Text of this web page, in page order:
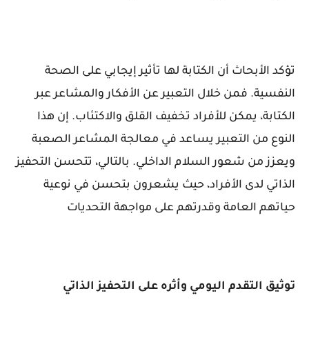
تؤكد الأبحاث أن الكتابة لها تأثير إيجابي على الصحة
النفسية. فمن خلال التعبير عن الأفكار والمشاعر عبر
الكتابة، يمكن للأفراد تخفيف القلق والاكتئاب. إن هذا
النوع من التعبير يساعد في معالجة المشاعر الصعبة
ويعزز من شعور السلام الداخلي. بالتالي، تتحسن التحفيز
الذاتي لدى الأفراد، حيث يشعرون بتحسن في نوعية
حياتهم العامة وقدرتهم على مواجهة التحديات
توثيق التقدم اليومي وأثره على التحفيز الذاتي